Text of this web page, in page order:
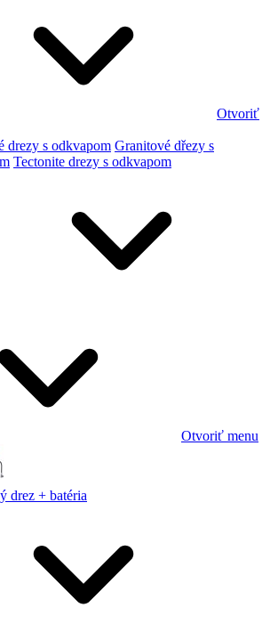
Otvoriť
drezy s odkvapom Granitové dřezy s
Tectonite drezy s odkvapom
Otvoriť menu
drez + batéria